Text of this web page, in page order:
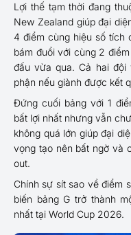
Lợi thế tạm thời đang
New Zealand giúp đại
4 điểm cùng hiệu số tích
bám đuổi với cùng 2
đấu vừa qua. Cả hai
phận nếu giành được kết
Đứng cuối bảng với 1
bất lợi nhất nhưng vẫn
không quá lớn giúp đại
vọng tạo nên bất ngờ và
out.
Chính sự sít sao về điểm
biến bảng G trở thành
nhất tại World Cup 2026.